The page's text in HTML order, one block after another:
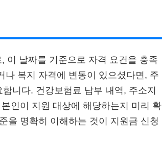
이 날짜를 기준으로 자격 요건을 충족
복지 자격에 변동이 있으셨다면, 주
니다. 건강보험료 납부 내역, 주소지
인이 지원 대상에 해당하는지 미리 확
을 명확히 이해하는 것이 지원금 신청